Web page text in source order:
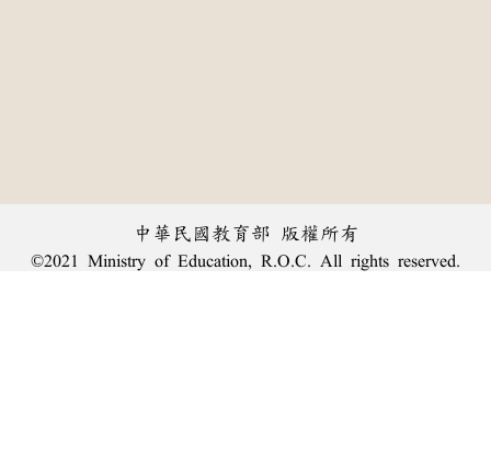
中華民國教育部 版權所有
©2021 Ministry of Education, R.O.C. All rights reserved.